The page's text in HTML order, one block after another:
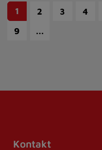
1 2 3 4
9
…
Kontakt